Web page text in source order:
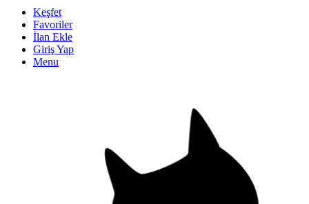
Keşfet
Favoriler
İlan Ekle
Giriş Yap
Menu